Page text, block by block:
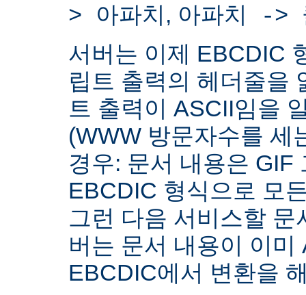
> 아파치 , 아파치 ->
서버는 이제 EBCDIC
립트 출력의 헤더줄을
트 출력이 ASCII임을
(WWW 방문자수를 세
경우: 문서 내용은 GIF
EBCDIC 형식으로 모
그런 다음 서비스할 문
버는 문서 내용이 이미
EBCDIC에서 변환을